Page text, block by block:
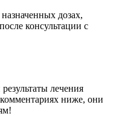
дозах,
консультации с
лечения
ниже, они